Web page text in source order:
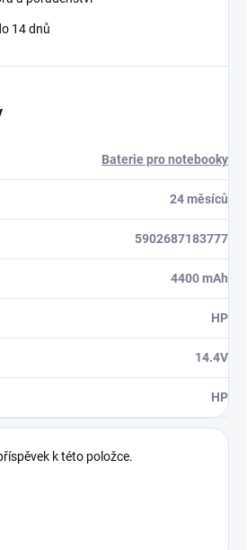
14 dnů
Baterie pro notebooky
24 měsíců
5902687183777
4400 mAh
HP
14.4V
HP
k této položce.